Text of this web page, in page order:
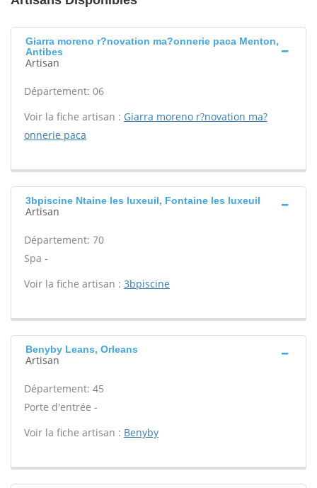
Giarra moreno r?novation ma?onnerie paca Menton,
Antibes
Artisan
Département: 06
Voir la fiche artisan : Giarra moreno r?novation ma?
onnerie paca
3bpiscine Ntaine les luxeuil, Fontaine les luxeuil
Artisan
Département: 70
Spa -
Voir la fiche artisan : 3bpiscine
Benyby Leans, Orleans
Artisan
Département: 45
Porte d'entrée -
Voir la fiche artisan : Benyby